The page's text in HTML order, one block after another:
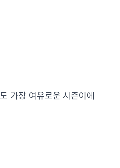
가장 여유로운 시즌이에